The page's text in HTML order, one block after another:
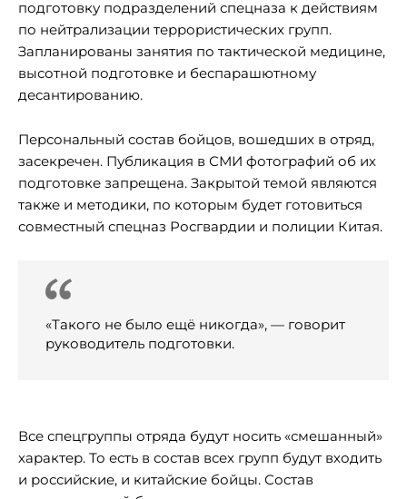
подготовку подразделений спецназа к действиям
по нейтрализации террористических групп.
Запланированы занятия по тактической медицине,
высотной подготовке и беспарашютному
десантированию.
Персональный состав бойцов, вошедших в отряд,
засекречен. Публикация в СМИ фотографий об их
подготовке запрещена. Закрытой темой являются
также и методики, по которым будет готовиться
совместный спецназ Росгвардии и полиции Китая.
«Такого не было ещё никогда», — говорит
руководитель подготовки.
Все спецгруппы отряда будут носить «смешанный»
характер. То есть в состав всех групп будут входить
и российские, и китайские бойцы. Состав